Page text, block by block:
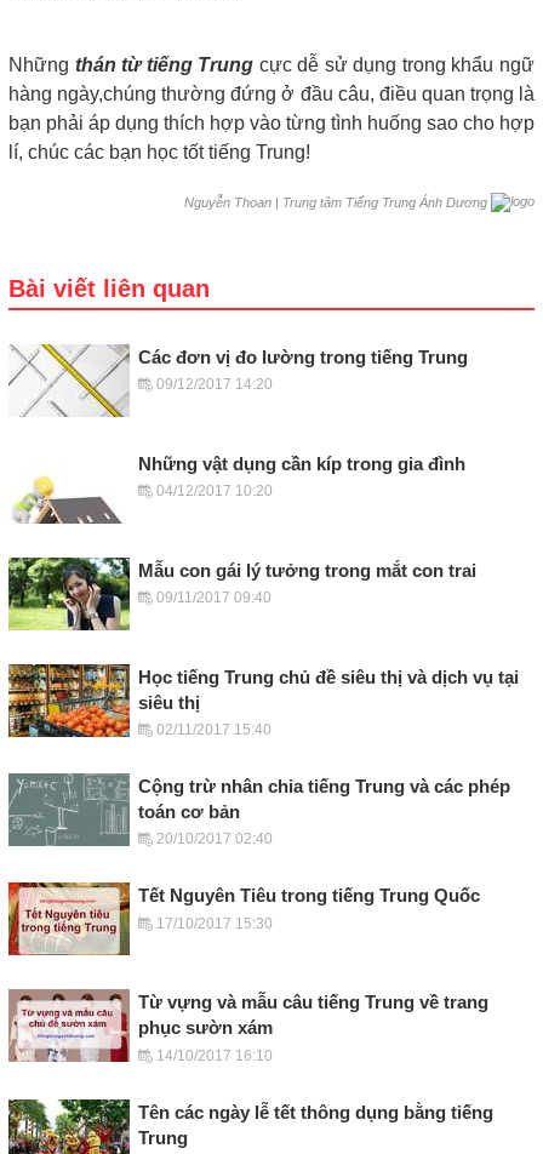
Những thán từ tiếng Trung cực dễ sử dụng trong khẩu ngữ
hàng ngày,chúng thường đứng ở đầu câu, điều quan trọng là
bạn phải áp dụng thích hợp vào từng tình huống sao cho hợp
lí, chúc các bạn học tốt tiếng Trung!
Nguyễn Thoan | Trung tâm Tiếng Trung Ánh Dương
Bài viết liên quan
Các đơn vị đo lường trong tiếng Trung
09/12/2017 14:20
Những vật dụng cần kíp trong gia đình
04/12/2017 10:20
Mẫu con gái lý tưởng trong mắt con trai
09/11/2017 09:40
Học tiếng Trung chủ đề siêu thị và dịch vụ tại
siêu thị
02/11/2017 15:40
Cộng trừ nhân chia tiếng Trung và các phép
toán cơ bản
20/10/2017 02:40
Tết Nguyên Tiêu trong tiếng Trung Quốc
17/10/2017 15:30
Từ vựng và mẫu câu tiếng Trung về trang
phục sườn xám
14/10/2017 16:10
Tên các ngày lễ tết thông dụng bằng tiếng
Trung